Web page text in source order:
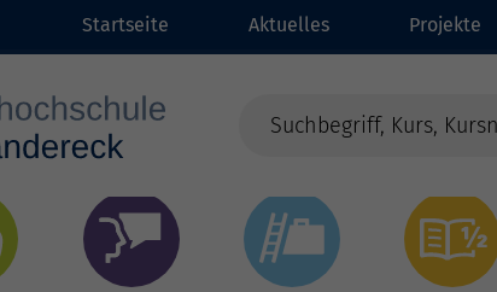
Startseite Aktuelles Projekte